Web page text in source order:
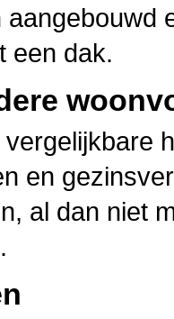
aangebouwd
een dak.
en
al dan niet